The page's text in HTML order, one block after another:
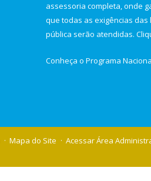
assessoria completa, onde
que todas as exigências
pública serão atendidas.
Conheça o Programa
Mapa do Site Acessar Área